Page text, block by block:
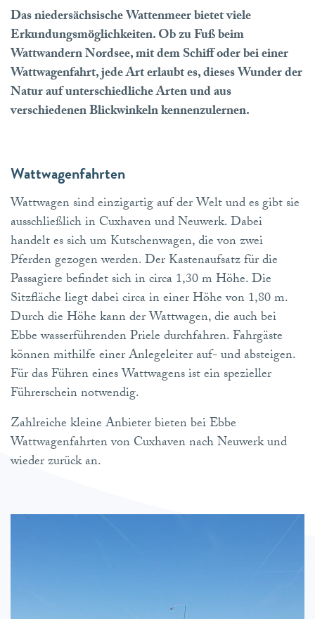
Das niedersächsische Wattenmeer bietet viele
Erkundungsmöglichkeiten. Ob zu Fuß beim
Wattwandern Nordsee, mit dem Schiff oder bei einer
Wattwagenfahrt, jede Art erlaubt es, dieses Wunder der
Natur auf unterschiedliche Arten und aus
verschiedenen Blickwinkeln kennenzulernen.
Wattwagenfahrten
Wattwagen sind einzigartig auf der Welt und es gibt sie
ausschließlich in Cuxhaven und Neuwerk. Dabei
handelt es sich um Kutschenwagen, die von zwei
Pferden gezogen werden. Der Kastenaufsatz für die
Passagiere befindet sich in circa 1,30 m Höhe. Die
Sitzfläche liegt dabei circa in einer Höhe von 1,80 m.
Durch die Höhe kann der Wattwagen, die auch bei
Ebbe wasserführenden Priele durchfahren. Fahrgäste
können mithilfe einer Anlegeleiter auf- und absteigen.
Für das Führen eines Wattwagens ist ein spezieller
Führerschein notwendig.
Zahlreiche kleine Anbieter bieten bei Ebbe
Wattwagenfahrten von Cuxhaven nach Neuwerk und
wieder zurück an.